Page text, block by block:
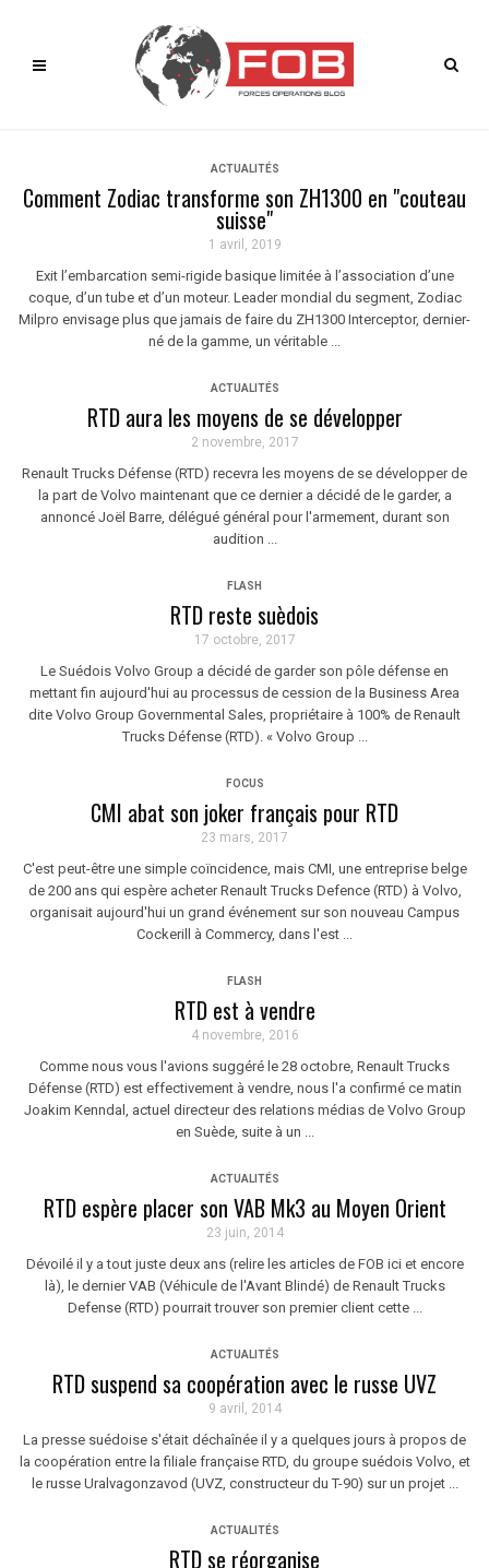
ACTUALITÉS
Comment Zodiac transforme son ZH1300 en "couteau
suisse"
1 avril, 2019
Exit l’embarcation semi-rigide basique limitée à l’association d’une
coque, d’un tube et d’un moteur. Leader mondial du segment, Zodiac
Milpro envisage plus que jamais de faire du ZH1300 Interceptor, dernier-
né de la gamme, un véritable ...
ACTUALITÉS
RTD aura les moyens de se développer
2 novembre, 2017
Renault Trucks Défense (RTD) recevra les moyens de se développer de
la part de Volvo maintenant que ce dernier a décidé de le garder, a
annoncé Joël Barre, délégué général pour l'armement, durant son
audition ...
FLASH
RTD reste suèdois
17 octobre, 2017
Le Suédois Volvo Group a décidé de garder son pôle défense en
mettant fin aujourd'hui au processus de cession de la Business Area
dite Volvo Group Governmental Sales, propriétaire à 100% de Renault
Trucks Défense (RTD). « Volvo Group ...
FOCUS
CMI abat son joker français pour RTD
23 mars, 2017
C'est peut-être une simple coïncidence, mais CMI, une entreprise belge
de 200 ans qui espère acheter Renault Trucks Defence (RTD) à Volvo,
organisait aujourd'hui un grand événement sur son nouveau Campus
Cockerill à Commercy, dans l'est ...
FLASH
RTD est à vendre
4 novembre, 2016
Comme nous vous l'avions suggéré le 28 octobre, Renault Trucks
Défense (RTD) est effectivement à vendre, nous l'a confirmé ce matin
Joakim Kenndal, actuel directeur des relations médias de Volvo Group
en Suède, suite à un ...
ACTUALITÉS
RTD espère placer son VAB Mk3 au Moyen Orient
23 juin, 2014
Dévoilé il y a tout juste deux ans (relire les articles de FOB ici et encore
là), le dernier VAB (Véhicule de l'Avant Blindé) de Renault Trucks
Defense (RTD) pourrait trouver son premier client cette ...
ACTUALITÉS
RTD suspend sa coopération avec le russe UVZ
9 avril, 2014
La presse suédoise s'était déchaînée il y a quelques jours à propos de
la coopération entre la filiale française RTD, du groupe suédois Volvo, et
le russe Uralvagonzavod (UVZ, constructeur du T-90) sur un projet ...
ACTUALITÉS
RTD se réorganise